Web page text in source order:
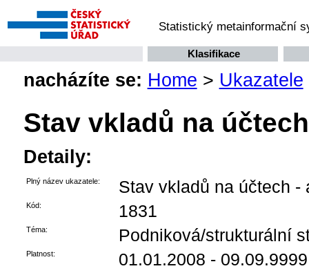
Statistický metainformační
Klasifikace
nacházíte se: Home > Ukazatele
Stav vkladů na
Detaily:
Plný název ukazatele: Stav vkladů na účtech -
Kód: 1831
Téma: Podniková/strukturální
Platnost: 01.01.2008 - 09.09.9999